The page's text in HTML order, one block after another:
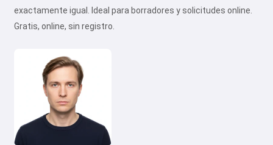
exactamente igual. Ideal para borradores y solicitudes online.
Gratis, online, sin registro.